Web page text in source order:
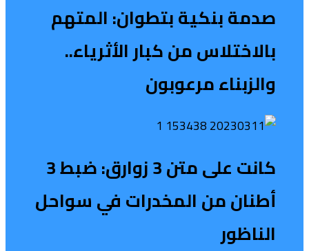
صدمة بنكية بتطوان: المتهم
بالاختلاس من كبار الأثرياء..
والزبناء مرعوبون
كانت على متن 3 زوارق: ضبط 3
أطنان من المخدرات في سواحل
الناظور